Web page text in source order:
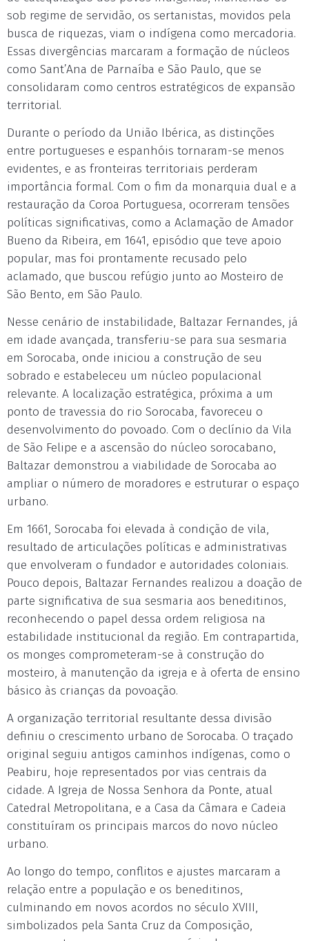
sob regime de servidão, os sertanistas, movidos pela
busca de riquezas, viam o indígena como mercadoria.
Essas divergências marcaram a formação de núcleos
como Sant’Ana de Parnaíba e São Paulo, que se
consolidaram como centros estratégicos de expansão
territorial.
Durante o período da União Ibérica, as distinções
entre portugueses e espanhóis tornaram-se menos
evidentes, e as fronteiras territoriais perderam
importância formal. Com o fim da monarquia dual e a
restauração da Coroa Portuguesa, ocorreram tensões
políticas significativas, como a Aclamação de Amador
Bueno da Ribeira, em 1641, episódio que teve apoio
popular, mas foi prontamente recusado pelo
aclamado, que buscou refúgio junto ao Mosteiro de
São Bento, em São Paulo.
Nesse cenário de instabilidade, Baltazar Fernandes, já
em idade avançada, transferiu-se para sua sesmaria
em Sorocaba, onde iniciou a construção de seu
sobrado e estabeleceu um núcleo populacional
relevante. A localização estratégica, próxima a um
ponto de travessia do rio Sorocaba, favoreceu o
desenvolvimento do povoado. Com o declínio da Vila
de São Felipe e a ascensão do núcleo sorocabano,
Baltazar demonstrou a viabilidade de Sorocaba ao
ampliar o número de moradores e estruturar o espaço
urbano.
Em 1661, Sorocaba foi elevada à condição de vila,
resultado de articulações políticas e administrativas
que envolveram o fundador e autoridades coloniais.
Pouco depois, Baltazar Fernandes realizou a doação de
parte significativa de sua sesmaria aos beneditinos,
reconhecendo o papel dessa ordem religiosa na
estabilidade institucional da região. Em contrapartida,
os monges comprometeram-se à construção do
mosteiro, à manutenção da igreja e à oferta de ensino
básico às crianças da povoação.
A organização territorial resultante dessa divisão
definiu o crescimento urbano de Sorocaba. O traçado
original seguiu antigos caminhos indígenas, como o
Peabiru, hoje representados por vias centrais da
cidade. A Igreja de Nossa Senhora da Ponte, atual
Catedral Metropolitana, e a Casa da Câmara e Cadeia
constituíram os principais marcos do novo núcleo
urbano.
Ao longo do tempo, conflitos e ajustes marcaram a
relação entre a população e os beneditinos,
culminando em novos acordos no século XVIII,
simbolizados pela Santa Cruz da Composição,